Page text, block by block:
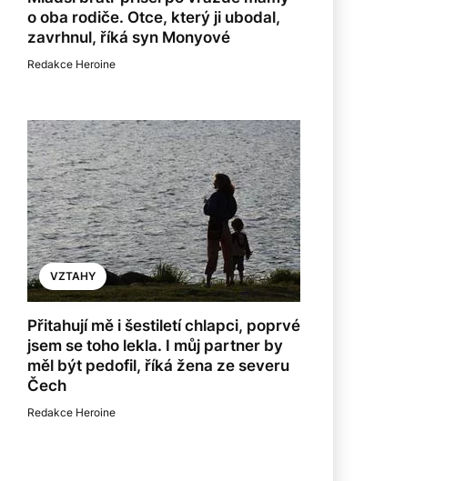
o oba rodiče. Otce, který ji ubodal,
zavrhnul, říká syn Monyové
Redakce Heroine
VZTAHY
Přitahují mě i šestiletí chlapci, poprvé
jsem se toho lekla. I můj partner by
měl být pedofil, říká žena ze severu
Čech
Redakce Heroine